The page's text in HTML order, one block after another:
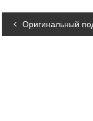
Навігація